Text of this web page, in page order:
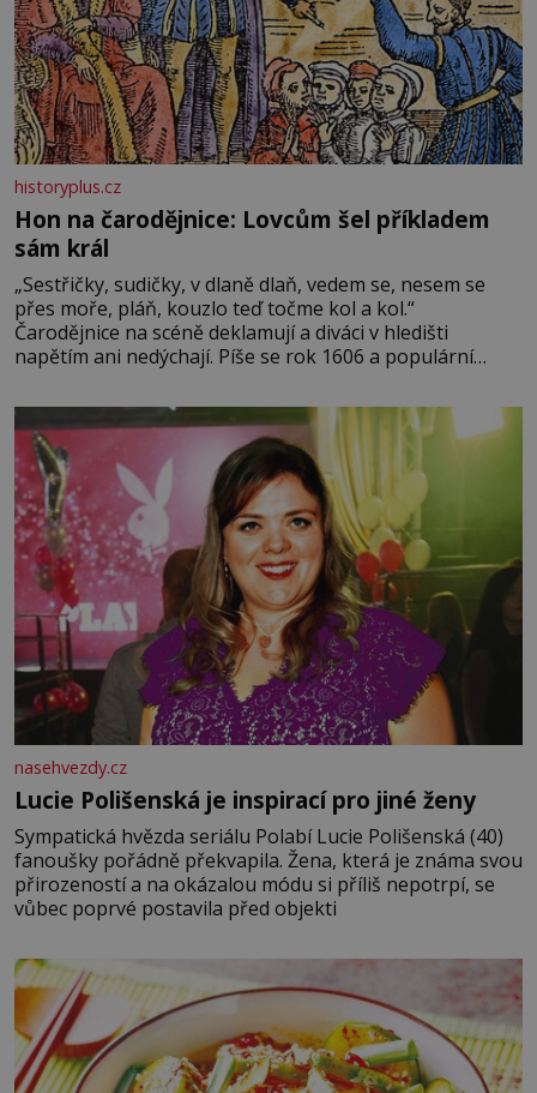
historyplus.cz
Hon na čarodějnice: Lovcům šel příkladem
sám král
„Sestřičky, sudičky, v dlaně dlaň, vedem se, nesem se
přes moře, pláň, kouzlo teď točme kol a kol.“
Čarodějnice na scéně deklamují a diváci v hledišti
napětím ani nedýchají. Píše se rok 1606 a populární
Tragédii o Macbethovi. Napsal ji pro krále Jakuba I., jenž
v roce 1603 vystřídal
nasehvezdy.cz
Lucie Polišenská je inspirací pro jiné ženy
Sympatická hvězda seriálu Polabí Lucie Polišenská (40)
fanoušky pořádně překvapila. Žena, která je známa svou
přirozeností a na okázalou módu si příliš nepotrpí, se
vůbec poprvé postavila před objekti